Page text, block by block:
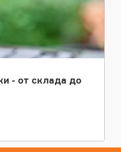
- от склада до